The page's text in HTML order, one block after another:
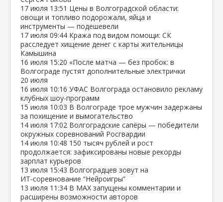
17 июля 13:51 Цены в Волгоградской области:
овощи и топливо подорожали, яйца и
инструменты — подешевели
17 июля 09:44 Кража под видом помощи: СК
расследует хищение денег с карты жительницы
Камышина
16 июля 15:20 «После матча — без пробок: в
Волгограде пустят дополнительные электрички
20 июля
16 июля 10:16 УФАС Волгограда остановило рекламу
клубных шоу‑программ
15 июля 10:03 В Волгограде трое мужчин задержаны
за похищение и вымогательство
14 июля 17:02 Волгоградские сапёры — победители
окружных соревнований Росгвардии
14 июля 10:48 150 тысяч рублей и рост
продолжается: зафиксированы новые рекорды
зарплат курьеров
13 июля 15:43 Волгоградцев зовут на
ИТ‑соревнование “Нейроигры”
13 июля 11:34 В МАХ запущены комментарии и
расширены возможности авторов